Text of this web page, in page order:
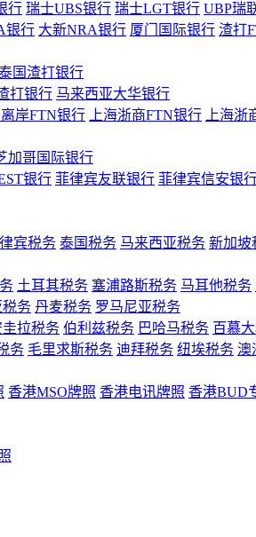
行 瑞士UBS银行 瑞士LGT银行 UBP瑞
银行 大新NRA银行 厦门国际银行 渣打
国渣打银行
打银行 马来西亚大华银行
岸FTN银行 上海浙商FTN银行 上海
加哥国际银行
银行 菲律宾友联银行 菲律宾信安银
宾税务 泰国税务 马来西亚税务 新加坡
土耳其税务 塞浦路斯税务 马耳他税务
税务 丹麦税务 罗马尼亚税务
圭拉税务 伯利兹税务 巴哈马税务 百慕
务 毛里求斯税务 迪拜税务 纽埃税务 澳
香港MSO牌照 香港电讯牌照 香港BUD